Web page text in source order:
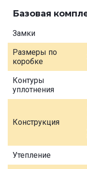
Базовая
Замки
Размеры по
коробке
Контуры
уплотнения
Конструкция
Утепление